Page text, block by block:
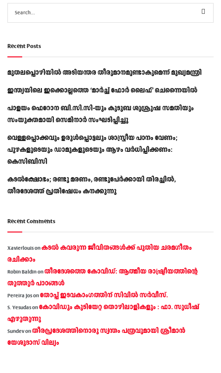
Recent Posts
മുതലപ്പൊഴിയിൽ അടിയന്തര തീരുമാനമുണ്ടാകുമെന്ന് മുഖ്യമന്ത്രി
ഇന്ത്യയിലെ ഇക്കൊല്ലത്തെ ‘മാർച്ച് ഫോർ ലൈഫ്’ ചെന്നൈയിൽ
പാളയം ഫെറോന ബി.സി.സി-യും കുടുബ ശുശ്രൂഷ സമതിയും
സംയുക്തമായി സെമിനാർ സംഘടിപ്പിച്ചു
വെള്ളപ്പൊക്കവും ഉരുള്‍പ്പൊട്ടലും ശാസ്ത്രീയ പഠനം വേണം;
പുഴകളുടെയും ഡാമുകളുടെയും ആഴം വര്‍ധിപ്പിക്കണം:
കെസിബിസി
കടൽക്ഷോഭം; രണ്ടു മരണം, രണ്ടുപേർക്കായി തിരച്ചിൽ,
തീരദേശത്ത് പ്രതിഷേധം കനക്കുന്നു
Recent Comments
Xavierlouisonകടല്‍ കവരുന്ന ജീവിതങ്ങള്‍ക്ക് പുതിയ ചരമഗീതം
രചിക്കാം
Robin Baldinonതീരദേശത്തെ കോവിഡ്: ആത്മീയ രാഷ്ട്രീയത്തിന്റെ
തൂത്തൂര്‍ പാഠങ്ങൾ
Pereira Josonതോപ്പ് ഇടവകാംഗത്തിന് സിവിൽ സർവീസ്.
S. Yesudasonകോവിഡും കുടിയേറ്റ തൊഴിലാളികളും : ഫാ. സുധീഷ്
എഴുതുന്നു
Sundevonതീരപ്രദേശത്തിനൊരു സ്വന്തം പത്രവുമായി ശ്രീമാന്‍
യേശുദാസ് വില്യം